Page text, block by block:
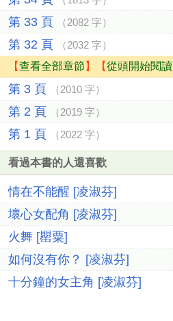
第 33 頁 （2082 字）
第 32 頁 （2032 字）
【查看全部章節 】【從頭開始閱讀
第 3 頁 （2010 字）
第 2 頁 （2019 字）
第 1 頁 （2022 字）
看過本書的人還喜歡
情在不能醒 [凌淑芬]
壞心女配角 [凌淑芬]
火舞 [罌粟]
如何沒有你？ [凌淑芬]
十分鐘的女主角 [凌淑芬]